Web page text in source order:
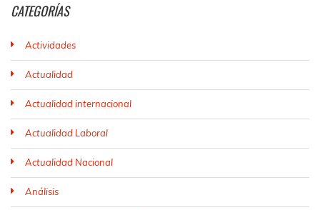
CATEGORÍAS
Actividades
Actualidad
Actualidad internacional
Actualidad Laboral
Actualidad Nacional
Análisis